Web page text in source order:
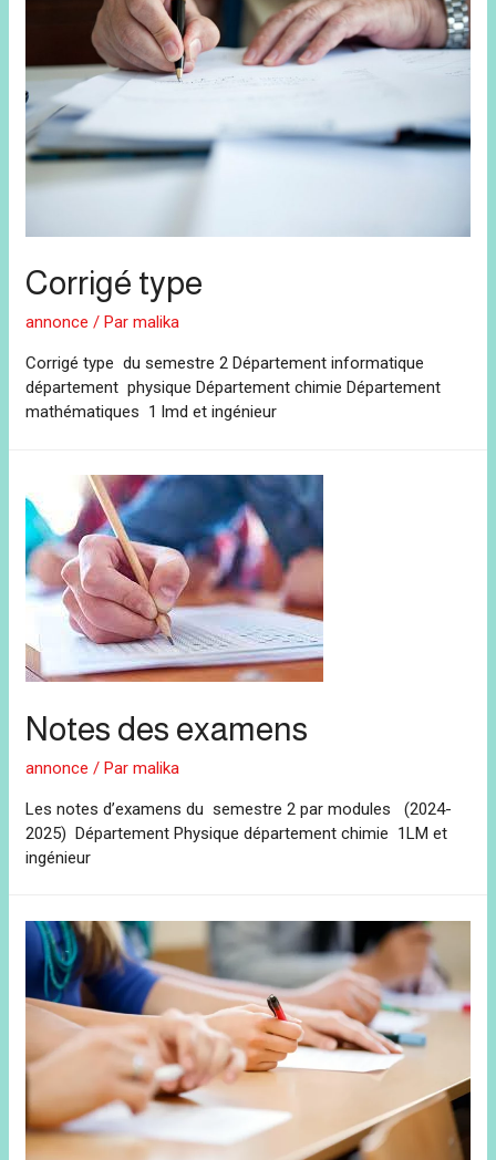
Corrigé type
annonce / Parmalika
Corrigé type du semestre 2 Département informatique
département physique Département chimie Département
mathématiques 1 lmd et ingénieur
Notes des examens
annonce / Parmalika
Les notes d’examens du semestre 2 par modules (2024-
2025) Département Physique département chimie 1LM et
ingénieur